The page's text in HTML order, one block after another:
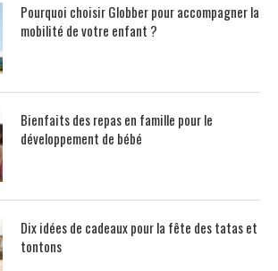
Pourquoi choisir Globber pour accompagner la
mobilité de votre enfant ?
Bienfaits des repas en famille pour le
développement de bébé
Dix idées de cadeaux pour la fête des tatas et
tontons